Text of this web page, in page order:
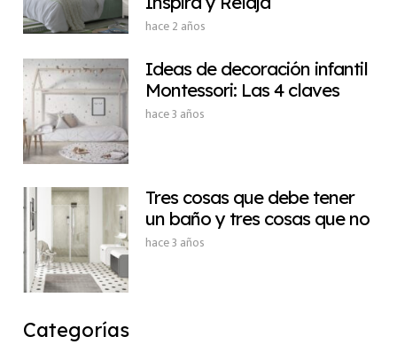
hace 2 años
Ideas de decoración infantil
Montessori: Las 4 claves
hace 3 años
Tres cosas que debe tener
un baño y tres cosas que no
hace 3 años
Categorías